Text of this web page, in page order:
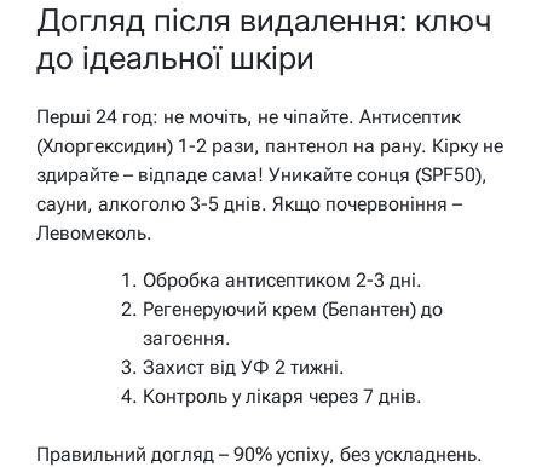
Догляд після видалення: ключ
до ідеальної шкіри
Перші 24 год: не мочіть, не чіпайте. Антисептик
(Хлоргексидин) 1-2 рази, пантенол на рану. Кірку не
здирайте – відпаде сама! Уникайте сонця (SPF50),
сауни, алкоголю 3-5 днів. Якщо почервоніння –
Левомеколь.
Обробка антисептиком 2-3 дні.
Регенеруючий крем (Бепантен) до
загоєння.
Захист від УФ 2 тижні.
Контроль у лікаря через 7 днів.
Правильний догляд – 90% успіху, без ускладнень.